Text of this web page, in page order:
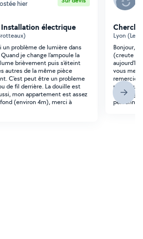
hier
électrique
un problème de lumière dans
je change l'ampoule la
brièvement puis s'éteint
autres de la même pièce
C'est peut être un probleme
de fil derrière. La douille est
mon appartement est assez
(environ 4m), merci à
Lyon (Les
Bonjour,
(creute
vous me
remercie.
pour vous
la
personne